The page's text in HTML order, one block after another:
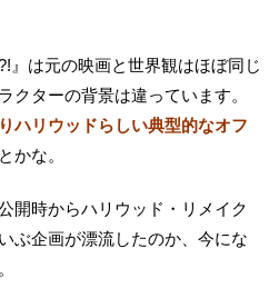
』は元の映画と世界観はほぼ同じ
クターの背景は違っています。
ハリウッドらしい典型的なオフ
かな。
開時からハリウッド・リメイク
ぶ企画が漂流したのか、今にな